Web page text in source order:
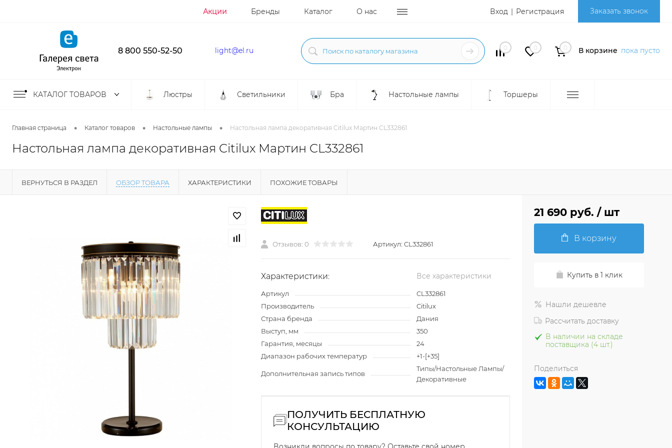
Акции Бренды Каталог О нас Вход Регистрация Заказать звонок
8 800 550-52-50 light@el.ru 0 0 0 В корзине пока пусто
КАТАЛОГ ТОВАРОВ Люстры Светильники Бра Настольные лампы Торшеры
Главная страница • Каталог товаров • Настольные лампы • Настольная лампа декоративная Citilux Мартин CL332861
Настольная лампа декоративная Citilux Мартин CL332861
ВЕРНУТЬСЯ В РАЗДЕЛ ОБЗОР ТОВАРА ХАРАКТЕРИСТИКИ ПОХОЖИЕ ТОВАРЫ
Отзывов: 0 Артикул: CL332861
Характеристики: Все характеристики
Артикул
CL332861
Производитель
Citilux
Страна бренда
Дания
Выступ, мм
350
Гарантия, месяцы
24
Диапазон рабочих температур
+1-[+35]
Дополнительная запись типов
Типы/Настольные Лампы/
Декоративные
ПОЛУЧИТЬ БЕСПЛАТНУЮ
КОНСУЛЬТАЦИЮ
21 690 руб. / шт
В корзину
Купить в 1 клик
Нашли дешевле
Рассчитать доставку
В наличии на складе
поставщика (4 шт.)
Поделиться